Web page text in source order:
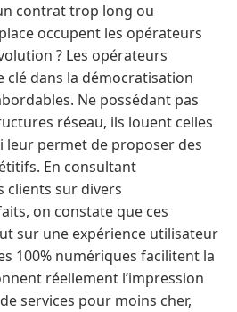
contrat trop long ou
occupent les opérateurs
? Les opérateurs
dans la démocratisation
Ne possédant pas
réseau, ils louent celles
leur permet de proposer des
En consultant
clients sur divers
on constate que ces
sur une expérience utilisateur
100% numériques facilitent la
réellement l’impression
services pour moins cher,